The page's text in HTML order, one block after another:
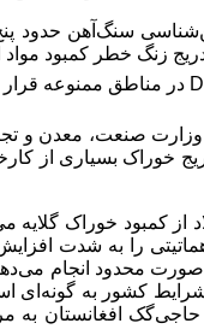
زنگ خطر کمبود مواد
در مناطق ممنوعه قرار
وزارت صنعت، معدن و
بسیاری از
کمبود خوراک گلایه
را به شدت
محدود انجام
حاجی‌گک افغانستان